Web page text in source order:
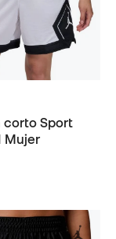
corto Sport
Mujer